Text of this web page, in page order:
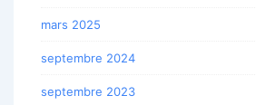
mars 2025
septembre 2024
septembre 2023